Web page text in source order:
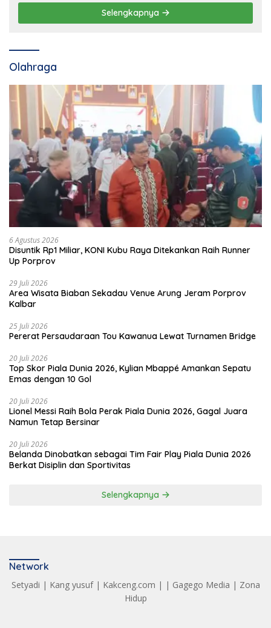
Selengkapnya
Olahraga
6 Agustus 2026
Disuntik Rp1 Miliar, KONI Kubu Raya Ditekankan Raih Runner
Up Porprov
29 Juli 2026
Area Wisata Biaban Sekadau Venue Arung Jeram Porprov
Kalbar
25 Juli 2026
Pererat Persaudaraan Tou Kawanua Lewat Turnamen Bridge
20 Juli 2026
Top Skor Piala Dunia 2026, Kylian Mbappé Amankan Sepatu
Emas dengan 10 Gol
20 Juli 2026
Lionel Messi Raih Bola Perak Piala Dunia 2026, Gagal Juara
Namun Tetap Bersinar
20 Juli 2026
Belanda Dinobatkan sebagai Tim Fair Play Piala Dunia 2026
Berkat Disiplin dan Sportivitas
Selengkapnya
Network
Setyadi | Kang yusuf| Kakceng.com | | Gagego Media | Zona
Hidup